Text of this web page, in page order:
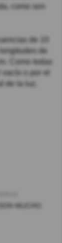
como son
de 10
de
Como todas
o por el
de la luz.​
MUCHO